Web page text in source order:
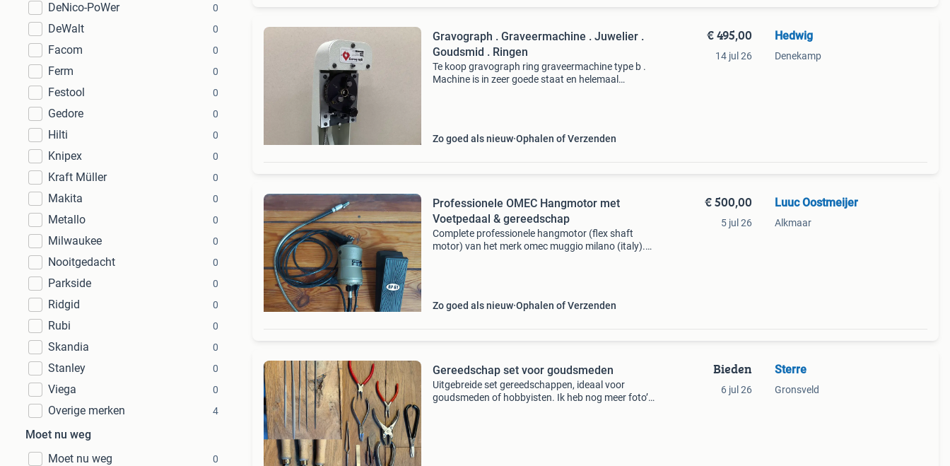
DeNico-PoWer 0
DeWalt 0
Facom 0
Ferm 0
Festool 0
Gedore 0
Hilti 0
Knipex 0
Kraft Müller 0
Makita 0
Metallo 0
Milwaukee 0
Nooitgedacht 0
Parkside 0
Ridgid 0
Rubi 0
Skandia 0
Stanley 0
Viega 0
Overige merken 4
Moet nu weg
Moet nu weg
0
Gravograph . Graveermachine . Juwelier .
Goudsmid . Ringen
Te koop gravograph ring graveermachine type b .
Machine is in zeer goede staat en helemaal
Zo goed als nieuw Ophalen of Verzenden
€ 495,00
14 jul 26
Hedwig
Denekamp
Professionele OMEC Hangmotor met
Voetpedaal & gereedschap
Complete professionele hangmotor (flex shaft
motor) van het merk omec muggio milano (italy).
Zo goed als nieuw Ophalen of Verzenden
€ 500,00
5 jul 26
Luuc Oostmeijer
Alkmaar
Gereedschap set voor goudsmeden
Uitgebreide set gereedschappen, ideaal voor
goudsmeden of hobbyisten. Ik heb nog meer foto’s.
Bieden
6 jul 26
Sterre
Gronsveld